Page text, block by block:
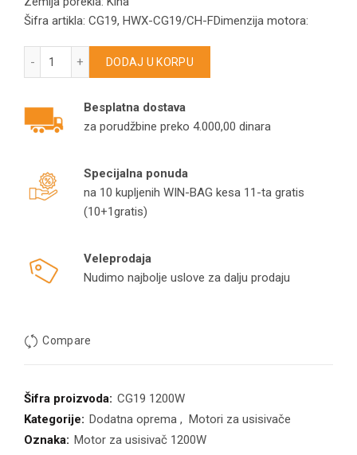
Šifra artikla: CG19, HWX-CG19/CH-FDimenzija motora:
Motor za usisivač 1200W, CG19, 220V, 50Hz količina
DODAJ U KORPU
Besplatna dostava
za porudžbine preko 4.000,00 dinara
Specijalna ponuda
na 10 kupljenih WIN-BAG kesa 11-ta gratis
(10+1gratis)
Veleprodaja
Nudimo najbolje uslove za dalju prodaju
Compare
Šifra proizvoda: CG19 1200W
Kategorije: Dodatna oprema ,
Motori za usisivače
Oznaka: Motor za usisivač 1200W